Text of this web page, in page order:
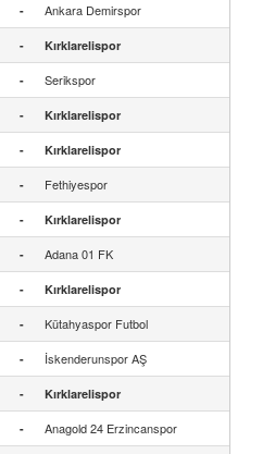
-
Ankara Demirspor
- Kırklarelispor
-
Serikspor
- Kırklarelispor
- Kırklarelispor
-
Fethiyespor
- Kırklarelispor
-
Adana 01 FK
- Kırklarelispor
- Kütahyaspor Futbol
-
İskenderunspor AŞ
- Kırklarelispor
-
Anagold 24 Erzincanspor